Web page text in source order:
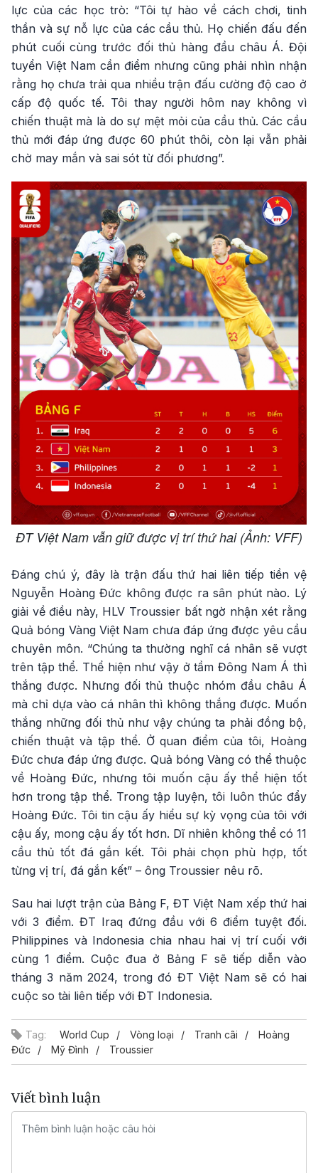
lực của các học trò: “Tôi tự hào về cách chơi, tinh
thần và sự nỗ lực của các cầu thủ. Họ chiến đấu đến
phút cuối cùng trước đối thủ hàng đầu châu Á. Đội
tuyển Việt Nam cần điểm nhưng cũng phải nhìn nhận
rằng họ chưa trải qua nhiều trận đấu cường độ cao ở
cấp độ quốc tế. Tôi thay người hôm nay không vì
chiến thuật mà là do sự mệt mỏi của cầu thủ. Các cầu
thủ mới đáp ứng được 60 phút thôi, còn lại vẫn phải
chờ may mắn và sai sót từ đối phương”.
ĐT Việt Nam vẫn giữ được vị trí thứ hai (Ảnh: VFF)
Đáng chú ý, đây là trận đấu thứ hai liên tiếp tiền vệ
Nguyễn Hoàng Đức không được ra sân phút nào. Lý
giải về điều này, HLV Troussier bất ngờ nhận xét rằng
Quả bóng Vàng Việt Nam chưa đáp ứng được yêu cầu
chuyên môn. “Chúng ta thường nghĩ cá nhân sẽ vượt
trên tập thể. Thể hiện như vậy ở tầm Đông Nam Á thì
thắng được. Nhưng đối thủ thuộc nhóm đầu châu Á
mà chỉ dựa vào cá nhân thì không thắng được. Muốn
thắng những đối thủ như vậy chúng ta phải đồng bộ,
chiến thuật và tập thể. Ở quan điểm của tôi, Hoàng
Đức chưa đáp ứng được. Quả bóng Vàng có thể thuộc
về Hoàng Đức, nhưng tôi muốn cậu ấy thể hiện tốt
hơn trong tập thể. Trong tập luyện, tôi luôn thúc đẩy
Hoàng Đức. Tôi tin cậu ấy hiểu sự kỳ vọng của tôi với
cậu ấy, mong cậu ấy tốt hơn. Dĩ nhiên không thể có 11
cầu thủ tốt đá gắn kết. Tôi phải chọn phù hợp, tốt
từng vị trí, đá gắn kết” – ông Troussier nêu rõ.
Sau hai lượt trận của Bảng F, ĐT Việt Nam xếp thứ hai
với 3 điểm. ĐT Iraq đứng đầu với 6 điểm tuyệt đối.
Philippines và Indonesia chia nhau hai vị trí cuối với
cùng 1 điểm. Cuộc đua ở Bảng F sẽ tiếp diễn vào
tháng 3 năm 2024, trong đó ĐT Việt Nam sẽ có hai
cuộc so tài liên tiếp với ĐT Indonesia.
Tag: World Cup Vòng loại Tranh cãi
Hoàng
Đức
Mỹ Đình Troussier
Viết bình luận